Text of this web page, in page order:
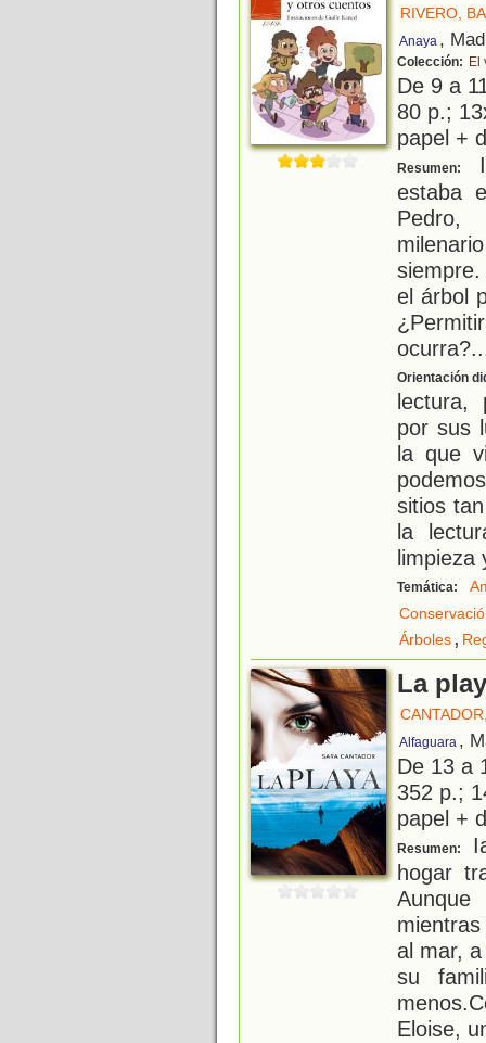
RIVERO,
Anaya ,
Colección: El
De 9 a
80 p.;
papel +
Resumen:
estaba
Pedro,
el árbol
ocurra?.
Orientación
lectura,
por sus
la que
sitios
la
limpieza
Temática:
Árboles,
La
Alfaguara ,
De 13 a
352 p.;
papel +
Resumen:
hogar
al mar,
su
Eloise,